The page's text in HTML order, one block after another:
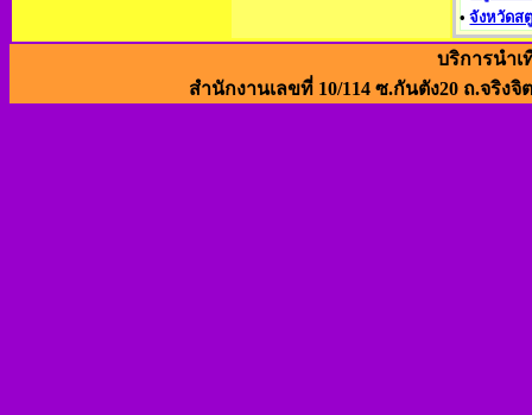
•จังหวัดส
บริการนำเ
สำนักงานเลขที่ 10/114 ซ.กันตัง20 ถ.จริงจิ